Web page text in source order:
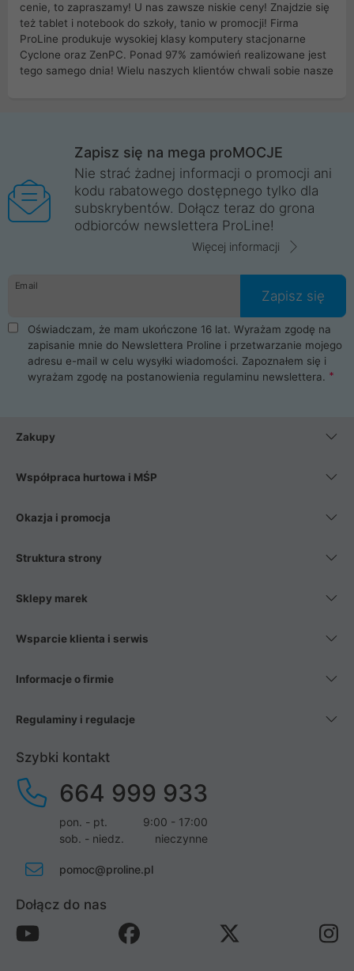
cenie, to zapraszamy! U nas zawsze niskie ceny! Znajdzie się
też tablet i notebook do szkoły, tanio w promocji! Firma
ProLine produkuje wysokiej klasy komputery stacjonarne
Cyclone oraz ZenPC. Ponad 97% zamówień realizowane jest
tego samego dnia! Wielu naszych klientów chwali sobie nasze
Wrocław, Poznań, Legnica, Katowice, Gliwice, Kalisz, Bytom,
Trzebnica, Opole. Szybka i profesjonalna obsługa!
ProLine to polska firma ze 100% polskim kapitałem. Działamy
legalnie i płacimy podatki w naszym kraju! Posiadamy siedzibę
główną w Mirkowie oraz salony na terenie kraju. Cała
komunikacja ze sklepem komputerowym ProLine jest
danych osobowych. Dlatego zakup notebooka albo laptopa w
ProLine to czysta przyjemność i pełne bezpieczeństwo.
Zaopatrzysz się u nas w akcesoria i części komputerowe
takie jak procesory, karty graficzne, płyty główne, pamięci,
dyski SSD, M.2 oraz HDD. Nasi pracownicy pomogą Ci wybrać
najlepszy zasilacz komputerowy oraz obudowę do komputera.
Poza komputerami mamy również najlepsze na rynku
Smartfony takich producentów jak Xiaomi, Apple, Samsung i
wentylatory. Na koniec mając już to wszystko, możesz
Zapisz się na mega proMOCJE
Nie strać żadnej informacji o promocji ani
kodu rabatowego dostępnego tylko dla
subskrybentów. Dołącz teraz do grona
odbiorców newslettera ProLine!
Więcej informacji
Email
Zapisz się
Oświadczam, że mam ukończone 16 lat. Wyrażam zgodę na
zapisanie mnie do Newslettera Proline i przetwarzanie mojego
adresu e-mail w celu wysyłki wiadomości. Zapoznałem się i
wyrażam zgodę na postanowienia regulaminu newslettera.
Zakupy
Współpraca hurtowa i MŚP
Okazja i promocja
Struktura strony
Sklepy marek
Wsparcie klienta i serwis
Informacje o firmie
Regulaminy i regulacje
Szybki kontakt
664 999 933
pon. - pt.
9:00 - 17:00
sob. - niedz.
nieczynne
pomoc@proline.pl
Dołącz do nas